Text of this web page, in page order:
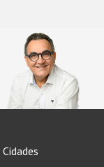
Cidades